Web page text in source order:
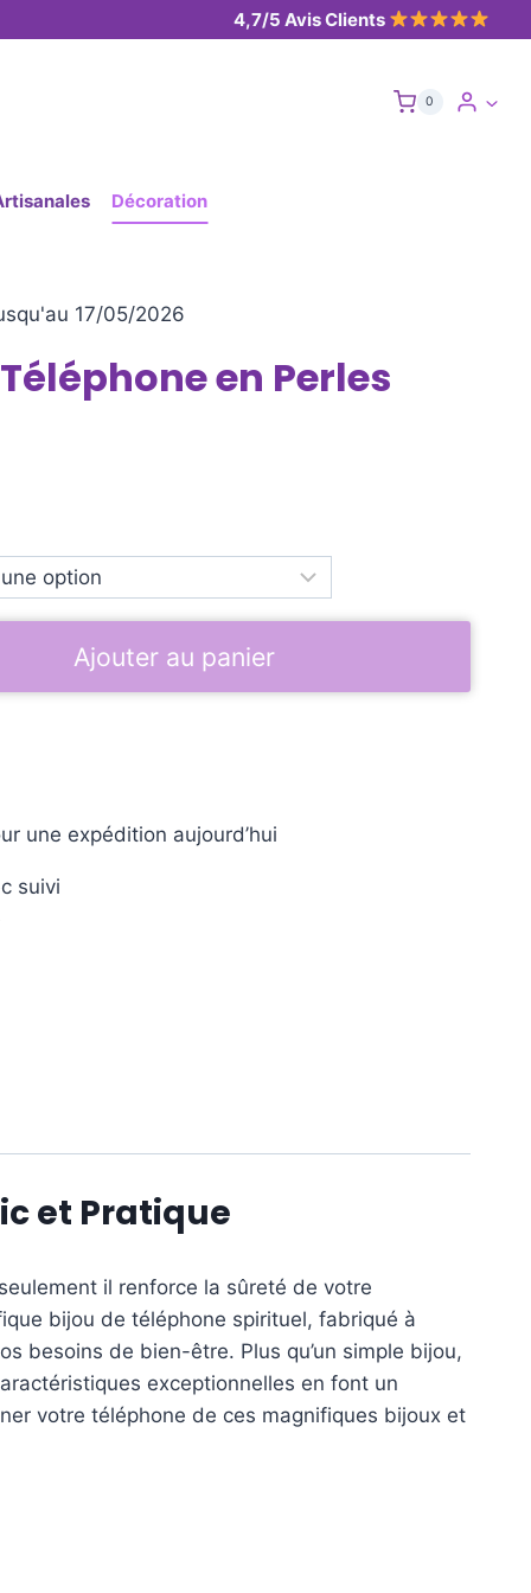
4,7/5 Avis Clients
0
Décoration
17/05/2026
en Perles
Ajouter au panier
une expédition aujourd’hui
suivi
et Pratique
il renforce la sûreté de votre
bijou de téléphone spirituel, fabriqué à
besoins de bien-être. Plus qu’un simple bijou,
exceptionnelles en font un
votre téléphone de ces magnifiques bijoux et